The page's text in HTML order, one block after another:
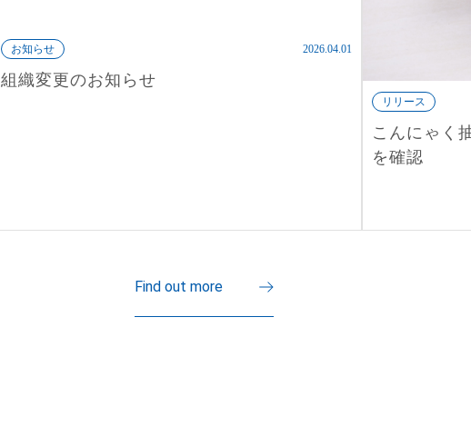
お知らせ 2026.04.01
組織変更のお知らせ
リリース
こんにゃく
を確認
Find out more